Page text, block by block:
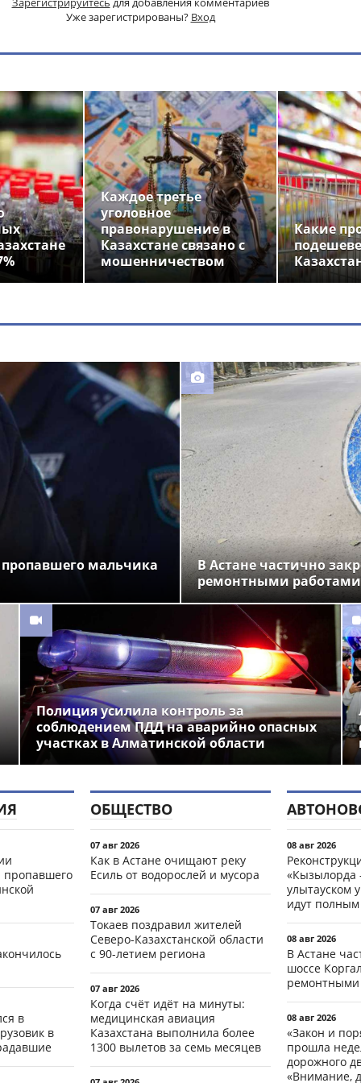
Уже зарегистрированы? Вход
Каждое третье
уголовное
правонарушение в
Казахстане связано с
мошенничеством
Какие
мальчика
В Астане частично
ремонтными работами
Полиция усилила контроль за
соблюдением ПДД на аварийно опасных
участках в Алматинской области
в
в
ОБЩЕСТВО
07 авг 2026
Как в Астане очищают реку
Есиль от водорослей и мусора
07 авг 2026
Токаев поздравил жителей
Северо-Казахстанской области
с 90-летием региона
07 авг 2026
Когда счёт идёт на минуты:
медицинская авиация
Казахстана выполнила более
1300 вылетов за семь месяцев
08 авг 2026
«Кызылорда
улытауском
идут
08 авг 2026
В Астане
шоссе
08 авг 2026
«Закон и
прошла
дорожного
«Внимание,